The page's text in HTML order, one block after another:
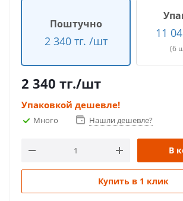
Поштучно
2 340 тг. /шт
11
(6
2 340 тг./шт
Упаковкой дешевле!
Много Нашли дешевле?
В
Купить в 1 клик